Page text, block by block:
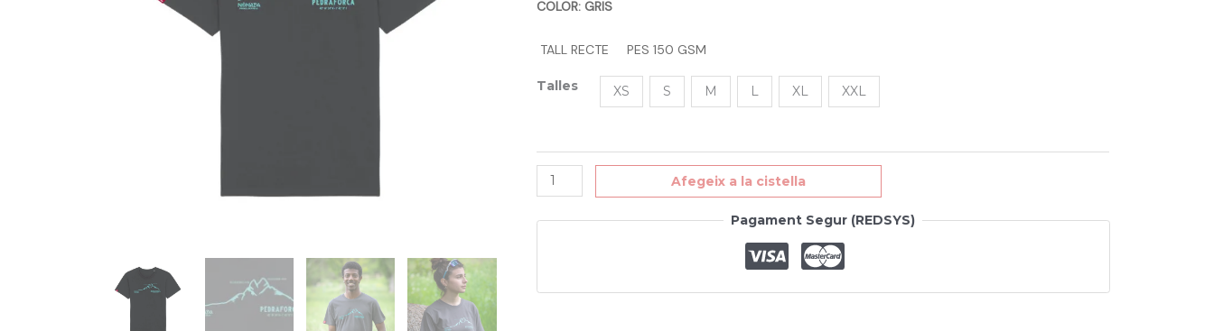
COLOR: GRIS
TALL RECTE PES 150 GSM
Talles XS S M L XL XXL
Afegeix a la cistella
Pagament Segur (REDSYS)